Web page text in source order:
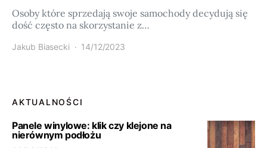
Osoby które sprzedają swoje samochody decydują się
dość często na skorzystanie z…
Jakub Biasecki 14/12/2023
AKTUALNOŚCI
Panele winylowe: klik czy klejone na
nierównym podłożu